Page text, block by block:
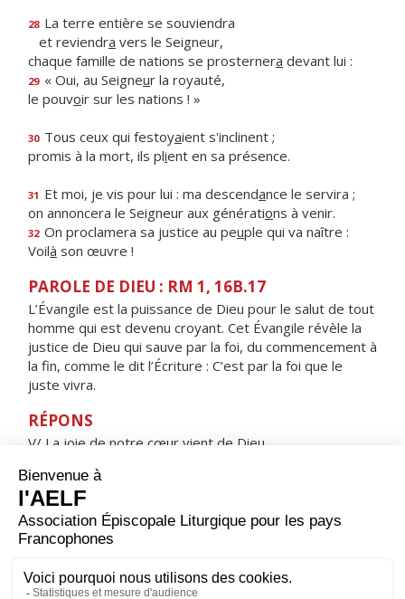
28 La terre entière se souviendra
et reviendra vers le Seigneur,
chaque famille de nations se prosternera devant lui :
29 « Oui, au Seigneur la royauté,
le pouvoir sur les nations ! »
30 Tous ceux qui festoyaient s'inclinent ;
promis à la mort, ils plient en sa présence.
31 Et moi, je vis pour lui : ma descendance le servira ;
on annoncera le Seigneur aux générations à venir.
32 On proclamera sa justice au peuple qui va naître :
Voilà son œuvre !
PAROLE DE DIEU : RM 1, 16B.17
L’Évangile est la puissance de Dieu pour le salut de tout
homme qui est devenu croyant. Cet Évangile révèle la
justice de Dieu qui sauve par la foi, du commencement à
la fin, comme le dit l’Écriture : C’est par la foi que le
juste vivra.
RÉPONS
V/ La joie de notre cœur vient de Dieu,
ORAISON
Nous te supplions instamment, Seigneur Jésus, à l'heure
où tu fus conduit à la croix pour le salut du monde :
pour l'avenir. Toi qui règnes pour les siècles des siècles.
Amen.